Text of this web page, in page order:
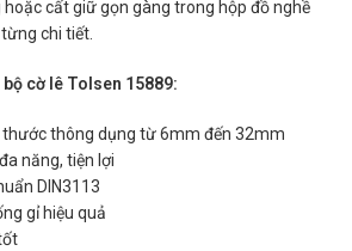
hoặc cất giữ gọn gàng trong hộp đồ nghề
chi tiết.
cờ lê Tolsen 15889:
thước thông dụng từ 6mm đến 32mm
năng, tiện lợi
DIN3113
gỉ hiệu quả